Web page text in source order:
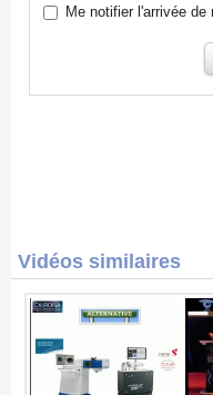
Vidéos similaires
Me notifier l'arrivée